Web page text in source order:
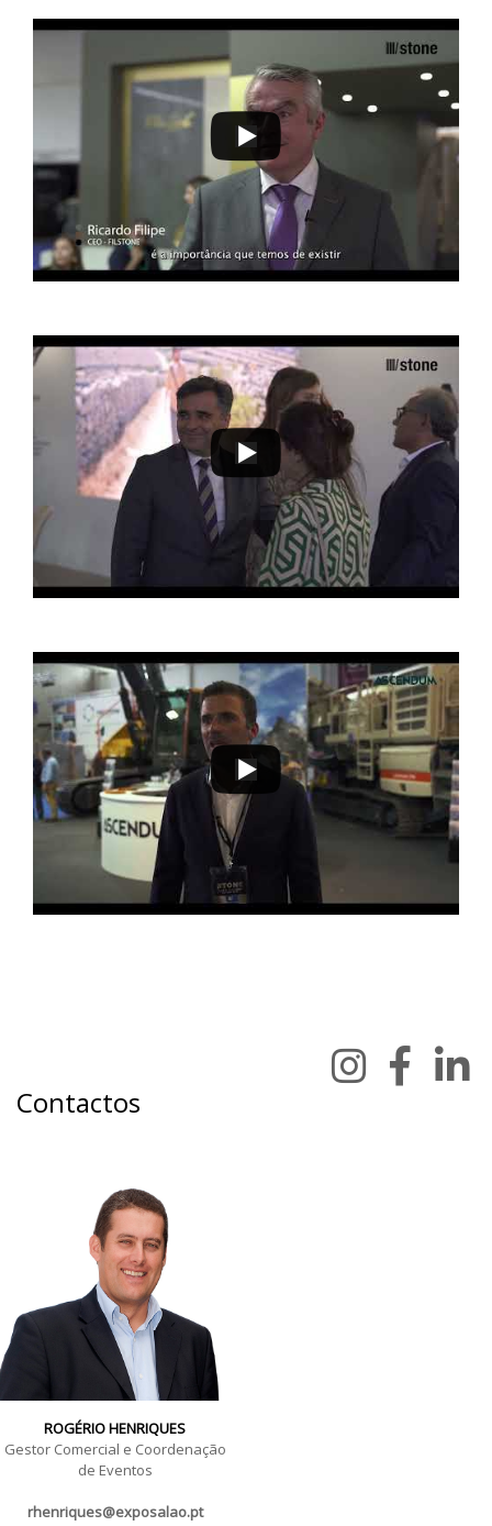
Contactos
ROGÉRIO HENRIQUES
Gestor Comercial e Coordenação
de Eventos
rhenriques@exposalao.pt